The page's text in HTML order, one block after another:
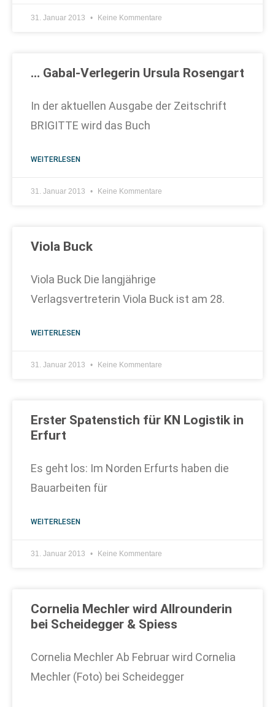
31. Januar 2013 Keine Kommentare
… Gabal-Verlegerin Ursula Rosengart
In der aktuellen Ausgabe der Zeitschrift
BRIGITTE wird das Buch
WEITERLESEN
31. Januar 2013 Keine Kommentare
Viola Buck
Viola Buck Die langjährige
Verlagsvertreterin Viola Buck ist am 28.
WEITERLESEN
31. Januar 2013 Keine Kommentare
Erster Spatenstich für KN Logistik in
Erfurt
Es geht los: Im Norden Erfurts haben die
Bauarbeiten für
WEITERLESEN
31. Januar 2013 Keine Kommentare
Cornelia Mechler wird Allrounderin
bei Scheidegger & Spiess
Cornelia Mechler Ab Februar wird Cornelia
Mechler (Foto) bei Scheidegger